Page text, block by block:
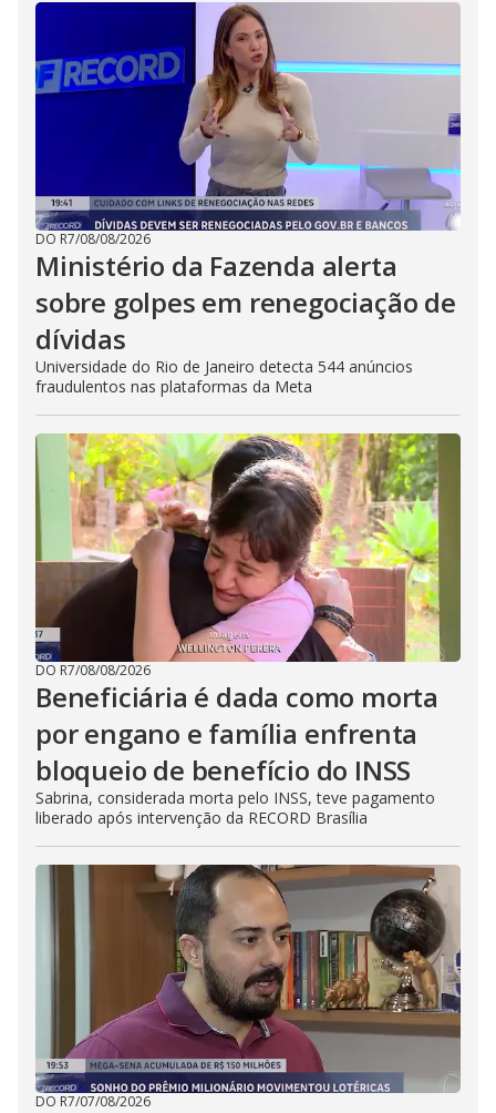
DO R7/08/08/2026
Ministério da Fazenda alerta
sobre golpes em renegociação de
dívidas
Universidade do Rio de Janeiro detecta 544 anúncios
fraudulentos nas plataformas da Meta
DO R7/08/08/2026
Beneficiária é dada como morta
por engano e família enfrenta
bloqueio de benefício do INSS
Sabrina, considerada morta pelo INSS, teve pagamento
liberado após intervenção da RECORD Brasília
DO R7/07/08/2026